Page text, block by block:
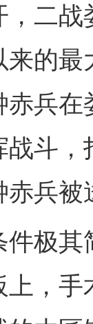
二
的
兵
斗
兵
其
，